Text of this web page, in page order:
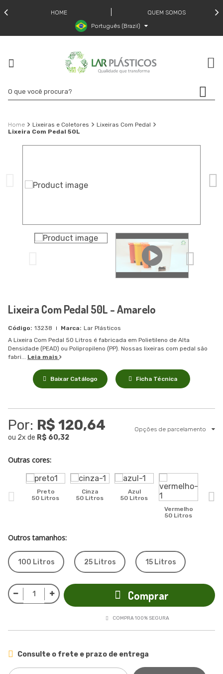
HOME
QUEM SOMOS
Português (Brazil)
Lixeiras e Coletores
Lixeiras Com Pedal
Lixeira Com Pedal 50L
Lixeira Com Pedal 50L - Amarelo
13238
Lar Plásticos
A Lixeira Com Pedal 50 Litros é fabricada em Polietileno de Alta
Densidade (PEAD) ou Polipropileno (PP). Nossas lixeiras com pedal são
fabri... Leia mais
Baixar Catálogo Ficha Técnica
Por: R$ 120,64
ou 2x de R$ 60,32
Opções de parcelamento
Outras cores:
Preto
50 Litros
Cinza
50 Litros
Azul
50 Litros
Vermelho
50 Litros
Outros tamanhos:
100 Litros 25 Litros 15 Litros
Comprar
COMPRA 100% SEGURA
Consulte o frete e prazo de entrega